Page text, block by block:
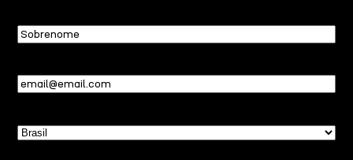
Sobrenome
Email(obrigatório)
País